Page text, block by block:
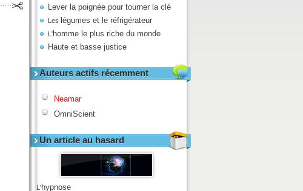
Lever la poignée pour tourner la clé
Les légumes et le réfrigérateur
L'homme le plus riche du monde
Haute et basse justice
Auteurs actifs récemment
Neamar
OmniScient
Un article au hasard
L'hypnose